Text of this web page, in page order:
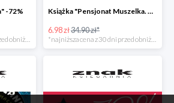
-72%
*najniższa cena z 30 dni przed obniżką
Książka "Pensjonat Muszelka. Nowi goście" taniej o 80%
6.98 zł34.90 zł*
*najniższa cena z 30 dni przed obniżką